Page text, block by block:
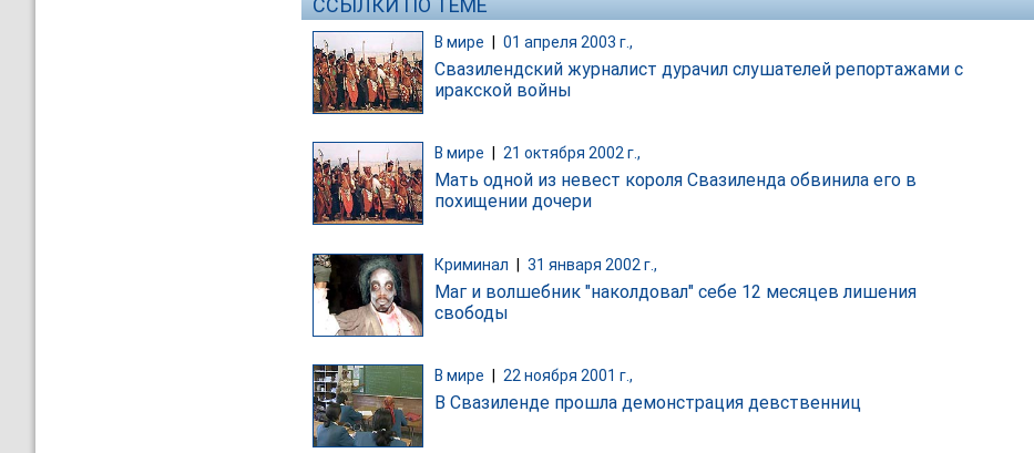
ССЫЛКИ ПО ТЕМЕ
В мире 01 апреля 2003 г.,
Свазилендский журналист дурачил слушателей репортажами с
иракской войны
В мире 21 октября 2002 г.,
Мать одной из невест короля Свазиленда обвинила его в
похищении дочери
Криминал | 31 января 2002 г.,
Маг и волшебник "наколдовал" себе 12 месяцев лишения
свободы
В мире 22 ноября 2001 г.,
В Свазиленде прошла демонстрация девственниц